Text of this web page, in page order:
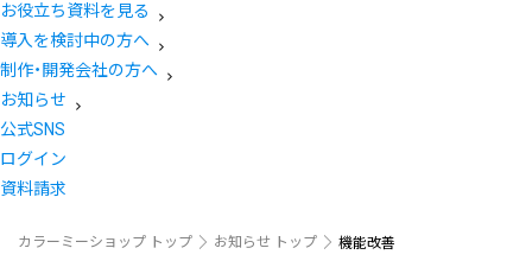
お役立ち資料を見る
導入を検討中の方へ
制作・開発会社の方へ
お知らせ
公式SNS
ログイン
資料請求
カラーミーショップ トップ お知らせ トップ 機能改善